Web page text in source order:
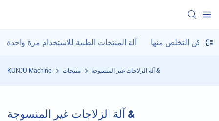
آلة المنتجات الطبية للاستخدام مرة واحدة يمكن التخلص منها
KUNJU Machine منتجات آلة الزلاجات غير المنسوجة &
آلة الزلاجات غير المنسوجة &